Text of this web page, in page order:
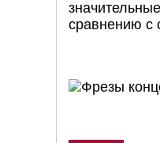
сравнению с